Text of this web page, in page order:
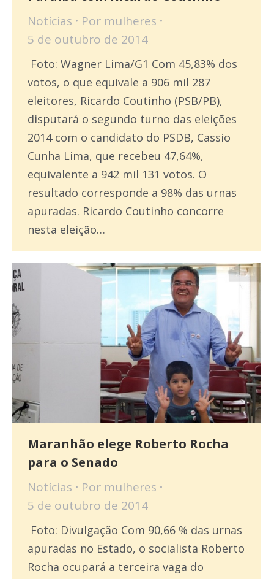
Notícias Por mulheres
5 de outubro de 2014
Foto: Wagner Lima/G1 Com 45,83% dos
votos, o que equivale a 906 mil 287
eleitores, Ricardo Coutinho (PSB/PB),
disputará o segundo turno das eleições
2014 com o candidato do PSDB, Cassio
Cunha Lima, que recebeu 47,64%,
equivalente a 942 mil 131 votos. O
resultado corresponde a 98% das urnas
apuradas. Ricardo Coutinho concorre
nesta eleição…
Maranhão elege Roberto Rocha
para o Senado
Notícias Por mulheres
5 de outubro de 2014
Foto: Divulgação Com 90,66 % das urnas
apuradas no Estado, o socialista Roberto
Rocha ocupará a terceira vaga do